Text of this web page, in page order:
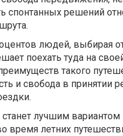
спонтанных решений
людей, выбирая
поехать туда на
такого
и свобода в принятии
лучшим
время летних